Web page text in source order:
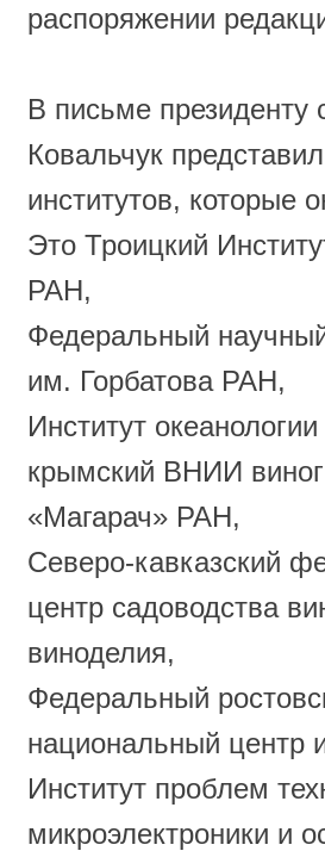
распоряжении
В письме президенту
Ковальчук
институтов, которые
Это Троицкий
РАН,
Федеральный
им. Горбатова РАН,
Институт
крымский ВНИИ
«Магарач» РАН,
Северо-кавказский
центр садоводства
виноделия,
Федеральный
национальный центр
Институт проблем
микроэлектроники и